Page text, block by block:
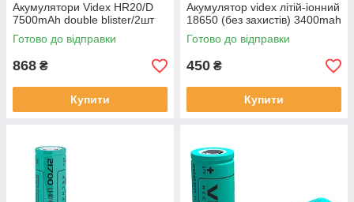
Акумулятори Videx HR20/D
7500mAh double blister/2шт
Готово до відправки
868 ₴
Купити
Акумулятор videx літій-іонний
18650 (без захистів) 3400mah
Готово до відправки
450 ₴
Купити